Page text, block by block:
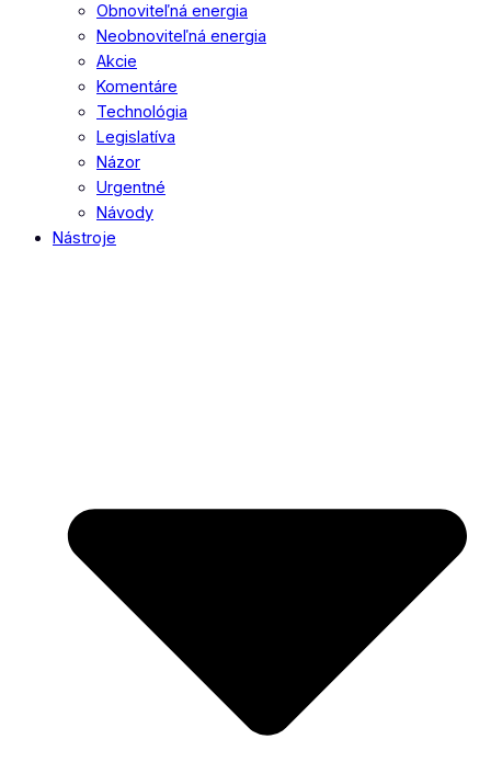
Obnoviteľná energia
Neobnoviteľná energia
Akcie
Komentáre
Technológia
Legislatíva
Názor
Urgentné
Návody
Nástroje